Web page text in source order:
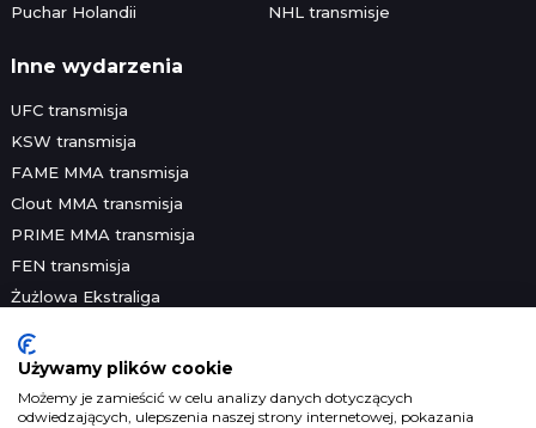
Puchar Holandii
NHL transmisje
Inne wydarzenia
UFC transmisja
KSW transmisja
FAME MMA transmisja
Clout MMA transmisja
PRIME MMA transmisja
FEN transmisja
Żużlowa Ekstraliga
Skoki narciarskie
Platformy streamingowe
Prawa telewizyjne
Używamy plików cookie
Możemy je zamieścić w celu analizy danych dotyczących
odwiedzających, ulepszenia naszej strony internetowej, pokazania